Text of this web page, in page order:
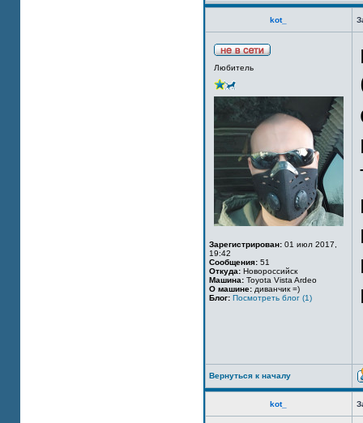
kot_
Любитель
Зарегистрирован: 01 июл 2017,
19:42
Сообщения: 51
Откуда: Новороссийск
Машина: Toyota Vista Ardeo
О машине: диванчик =)
Блог: Посмотреть блог (1)
Вернуться к началу
kot_